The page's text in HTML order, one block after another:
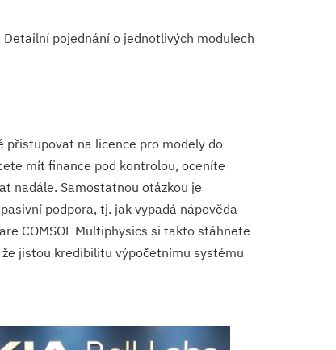
Detailní pojednání o jednotlivých modulech
přistupovat na licence pro modely do
mít finance pod kontrolou, oceníte
nadále. Samostatnou otázkou je
podpora, tj. jak vypadá nápověda
COMSOL Multiphysics si takto stáhnete
jistou kredibilitu výpočetnímu systému